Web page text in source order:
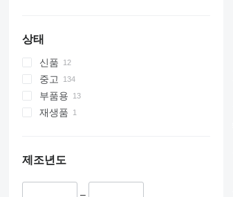
상태
신품
중고
부품용
재생품
제조년도
–